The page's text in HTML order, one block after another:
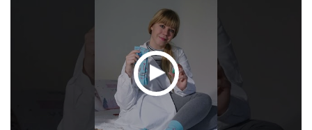
zdraví. Tyto ponožky nejsou jen módním doplňkem, ale